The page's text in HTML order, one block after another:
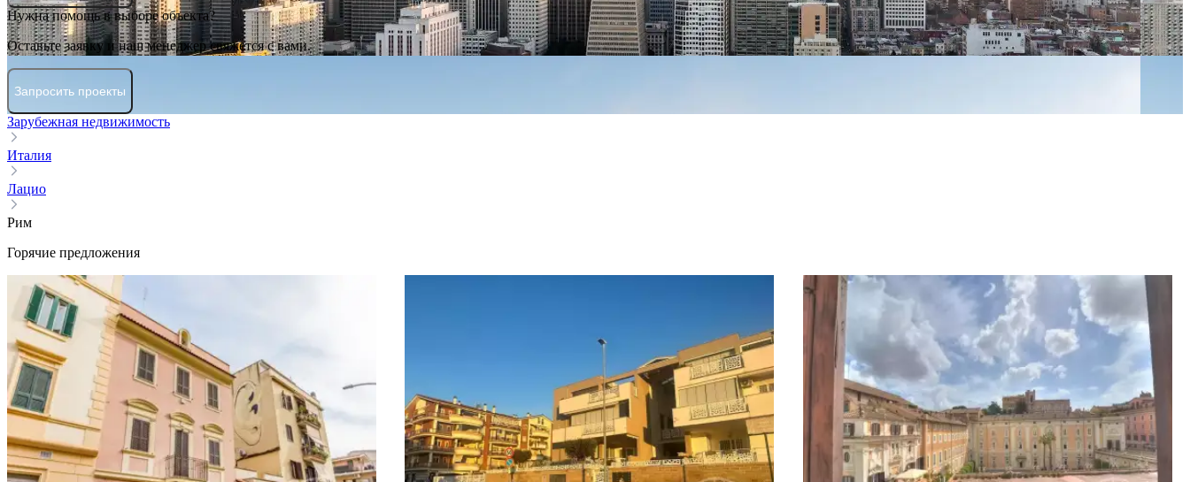
Нужна помощь в выборе объекта?
Оставьте заявку и наш менеджер свяжется с вами.
Запросить проекты
Зарубежная недвижимость
Италия
Лацио
Рим
Горячие предложения